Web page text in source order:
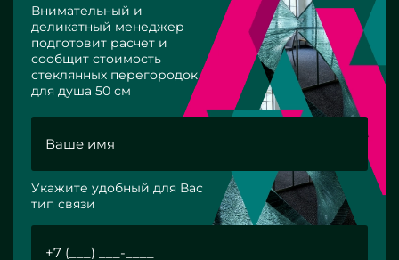
Внимательный и
деликатный менеджер
подготовит расчет и
сообщит стоимость
стеклянных перегородок
для душа 50 см
Укажите удобный для Вас
тип связи